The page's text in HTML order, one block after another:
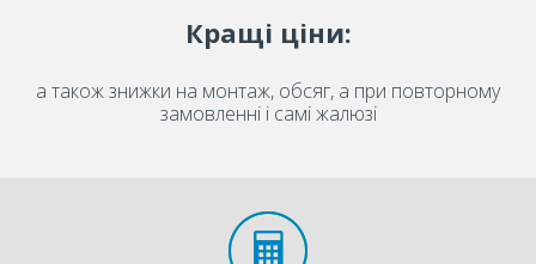
Кращі ціни:
а також знижки на монтаж, обсяг, а при повторному
замовленні і самі жалюзі